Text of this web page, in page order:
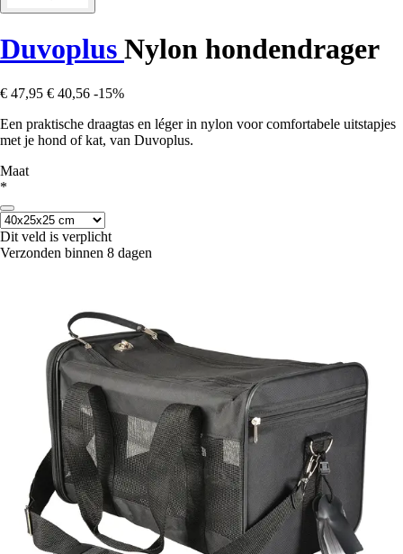
Duvoplus Nylon hondendrager
€ 47,95 € 40,56 -15%
Een praktische draagtas en léger in nylon voor comfortabele uitstapjes
met je hond of kat, van Duvoplus.
Maat
*
Dit veld is verplicht
Verzonden binnen 8 dagen